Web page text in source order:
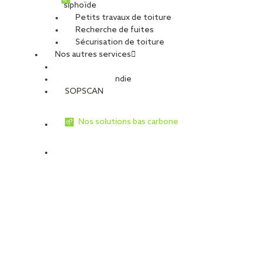
siphoïde
Petits travaux de toiture
Recherche de fuites
Sécurisation de toiture
Nos autres services
Sécurité Incendie
SOPSCAN
Nos solutions bas carbone